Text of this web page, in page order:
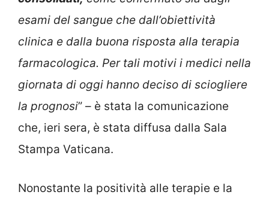
esami del sangue che dall’obiettività
clinica e dalla buona risposta alla terapia
farmacologica. Per tali motivi i medici nella
giornata di oggi hanno deciso di sciogliere
la prognosi” – è stata la comunicazione
che, ieri sera, è stata diffusa dalla Sala
Stampa Vaticana.
Nonostante la positività alle terapie e la